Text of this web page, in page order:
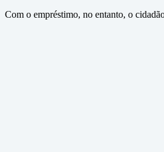
Com o empréstimo, no entanto, o